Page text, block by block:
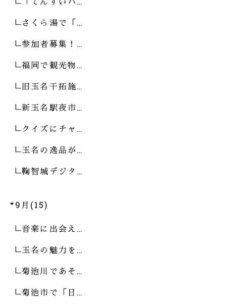
さくら湯で「…
参加者募集！…
福岡で観光物…
旧玉名干拓施…
新玉名駅夜市…
クイズにチャ…
玉名の逸品が…
鞠智城デジタ…
9月(15)
音楽に出会え…
玉名の魅力を…
菊池川であそ…
菊池市で「日…